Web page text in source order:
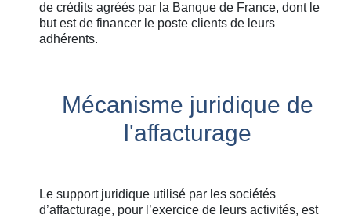
de crédits agréés par la Banque de France, dont le
but est de financer le poste clients de leurs
adhérents.
Mécanisme juridique de
l'affacturage
Le support juridique utilisé par les sociétés
d’affacturage, pour l’exercice de leurs activités, est